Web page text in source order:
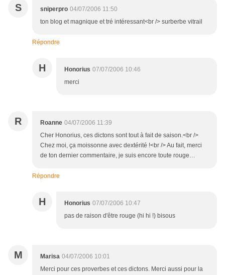
S sniperpro 04/07/2006 11:50
ton blog et magnique et tré intéressant<br /> surberbe vitrail
Répondre
H Honorius 07/07/2006 10:46
merci
R Roanne 04/07/2006 11:39
Cher Honorius, ces dictons sont tout à fait de saison.<br />
Chez moi, ça moissonne avec dextérité !<br /> Au fait, merci
de ton dernier commentaire, je suis encore toute rouge…
Répondre
H Honorius 07/07/2006 10:47
pas de raison d'être rouge (hi hi !) bisous
M Marisa 04/07/2006 10:01
Merci pour ces proverbes et ces dictons. Merci aussi pour la